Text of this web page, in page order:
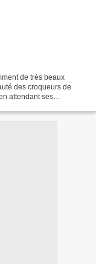
de très beaux
des croqueurs de
attendant ses